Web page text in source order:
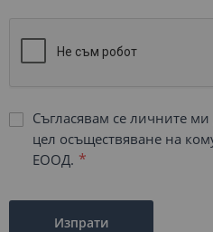
Съгласявам се личните
цел осъществяване на
ЕООД.
Изпрати